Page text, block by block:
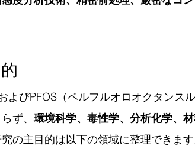
よびPFOS（ペルフルオロオクタンス
ず、 環境科学、毒性学、分析化学、
の主目的は以下の領域に整理できま